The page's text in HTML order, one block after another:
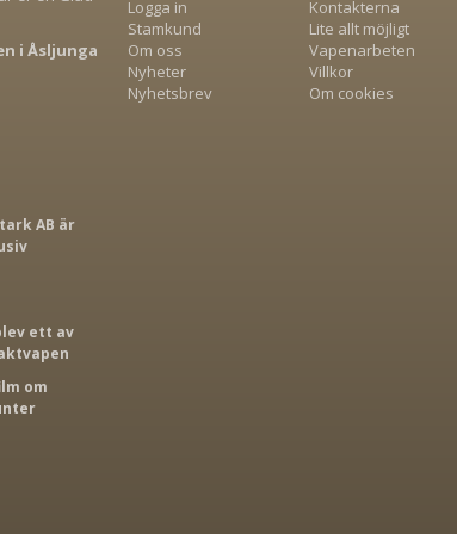
i Åsljunga
AB är
ett av
om
Logga in
Stamkund
Om oss
Nyheter
Nyhetsbrev
Kontakterna
Lite allt möjligt
Vapenarbeten
Villkor
Om cookies